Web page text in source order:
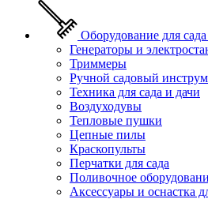
Оборудование для
Генераторы и
Триммеры
Ручной садовый
Техника для сада и дачи
Воздуходувы
Тепловые пушки
Цепные пилы
Краскопульты
Перчатки для сада
Поливочное
Аксессуары и оснастка